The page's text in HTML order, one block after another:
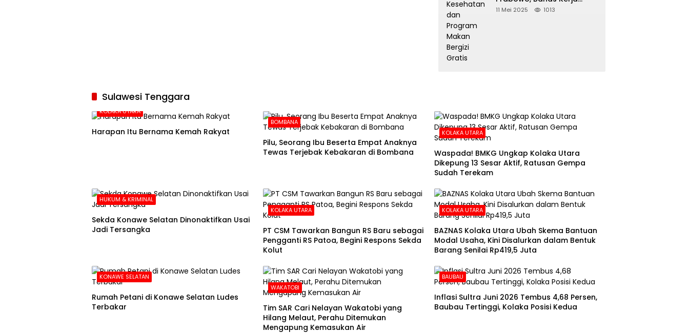
Sama Kesehatan dan
11 Mei 2025 1013
Sulawesi Tenggara
KOLAKA UTARA
Harapan Itu Bernama Kemah Rakyat
BOMBANA
Pilu, Seorang Ibu Beserta Empat Anaknya
Tewas Terjebak Kebakaran di Bombana
KOLAKA UTARA
Waspada! BMKG Ungkap Kolaka Utara
Dikepung 13 Sesar Aktif, Ratusan Gempa
Sudah Terekam
HUKUM & KRIMINAL
Sekda Konawe Selatan Dinonaktifkan Usai
Jadi Tersangka
KOLAKA UTARA
PT CSM Tawarkan Bangun RS Baru sebagai
Pengganti RS Patoa, Begini Respons Sekda
Kolut
KOLAKA UTARA
BAZNAS Kolaka Utara Ubah Skema Bantuan
Modal Usaha, Kini Disalurkan dalam Bentuk
Barang Senilai Rp419,5 Juta
KONAWE SELATAN
Rumah Petani di Konawe Selatan Ludes
Terbakar
WAKATOBI
Tim SAR Cari Nelayan Wakatobi yang
Hilang Melaut, Perahu Ditemukan
Mengapung Kemasukan Air
BAUBAU
Inflasi Sultra Juni 2026 Tembus 4,68 Persen,
Baubau Tertinggi, Kolaka Posisi Kedua